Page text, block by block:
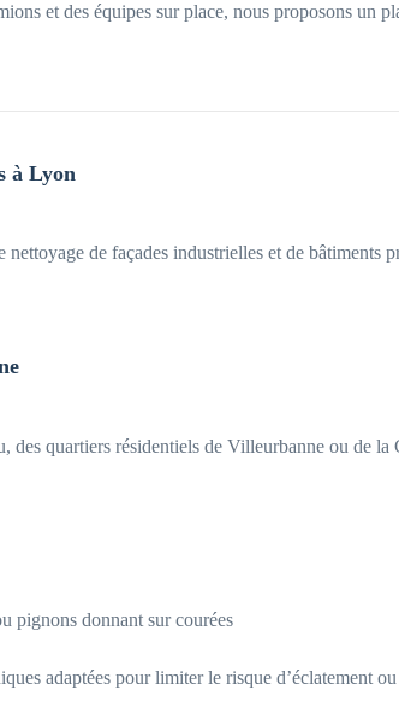
et des équipes sur place, nous proposons un
à Lyon
de façades industrielles et de bâtiments
des quartiers résidentiels de Villeurbanne ou de
pignons donnant sur courées
adaptées pour limiter le risque d’éclatement